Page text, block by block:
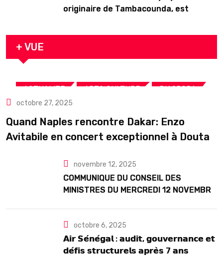
originaire de Tambacounda, est
arrestation
+ VUE
ACTUALITE ART& CULTURE DIASPORA
TOURISME
octobre 27, 2025
Quand Naples rencontre Dakar: Enzo
Avitabile en concert exceptionnel à Douta
novembre 12, 2025
COMMUNIQUE DU CONSEIL DES
MINISTRES DU MERCREDI 12 NOVEMBRE
octobre 6, 2025
𝗔𝗶𝗿 𝗦𝗲́𝗻𝗲́𝗴𝗮𝗹 : 𝗮𝘂𝗱𝗶𝘁, 𝗴𝗼𝘂𝘃𝗲𝗿𝗻𝗮𝗻𝗰𝗲 𝗲𝘁
𝗱𝗲́𝗳𝗶𝘀 𝘀𝘁𝗿𝘂𝗰𝘁𝘂𝗿𝗲𝗹𝘀 𝗮𝗽𝗿𝗲̀𝘀 7 𝗮𝗻𝘀